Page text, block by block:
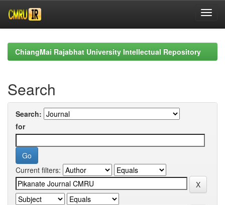
navigationChiangMai Rajabhat University Intellectual Repository
Search
Search:
for
Current filters: